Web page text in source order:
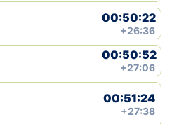
00:50:22
+26:36
00:50:52
+27:06
00:51:24
+27:38